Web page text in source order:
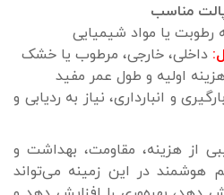
یا مواد شیمیایی
داخلی، خارجی، مرطوب یا خشک
اولیه و طول عمر مفید
و انبارداری، نیاز به ردیابی و
از هزینه، مقاومت، بهداشت و
در این زمینه می‌تواند